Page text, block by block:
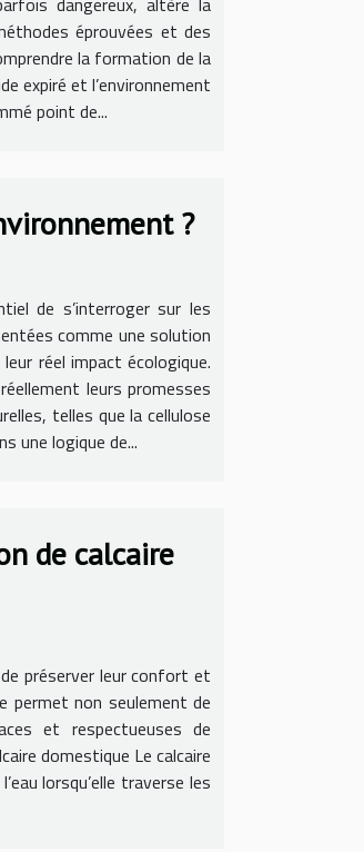
éprouvées et des
la formation de la
expiré et l’environnement
point de...
?
de s’interroger sur les
comme une solution
réel impact écologique.
leurs promesses
telles que la cellulose
une logique de...
de calcaire
préserver leur confort et
permet non seulement de
et respectueuses de
domestique Le calcaire
lorsqu’elle traverse les